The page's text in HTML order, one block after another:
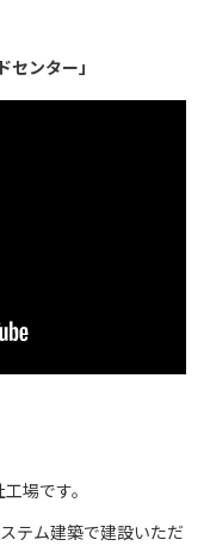
ンター」
場です。
テム建築で建設いただ